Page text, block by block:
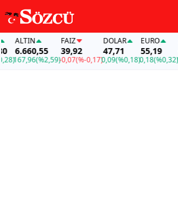
ALTIN
6.660,55
167,96(%2,59)
FAİZ
39,92
-0,07(%-0,17)
DOLAR
47,71
0,09(%0,18)
EURO
55,19
0,18(%0,32)0,24